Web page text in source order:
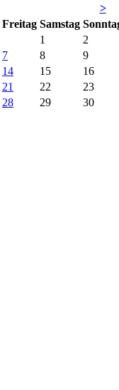
>
Freitag Samstag So
1
2
7 8
9
14 15
16
21 22
23
28 29
30